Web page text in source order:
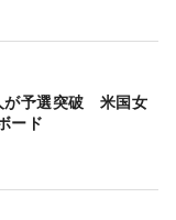
が予選突破 米国女
ード